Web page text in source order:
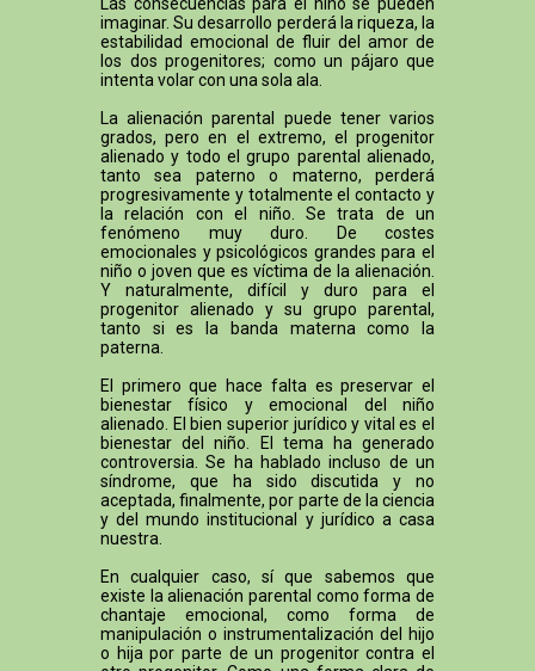
imaginar. Su desarrollo perderá la riqueza, la
estabilidad emocional de fluir del amor de
los dos progenitores; como un pájaro que
intenta volar con una sola ala.
La alienación parental puede tener varios
grados, pero en el extremo, el progenitor
alienado y todo el grupo parental alienado,
tanto sea paterno o materno, perderá
progresivamente y totalmente el contacto y
la relación con el niño. Se trata de un
fenómeno muy duro. De costes
emocionales y psicológicos grandes para el
niño o joven que es víctima de la alienación.
Y naturalmente, difícil y duro para el
progenitor alienado y su grupo parental,
tanto si es la banda materna como la
paterna.
El primero que hace falta es preservar el
bienestar físico y emocional del niño
alienado. El bien superior jurídico y vital es el
bienestar del niño. El tema ha generado
controversia. Se ha hablado incluso de un
síndrome, que ha sido discutida y no
aceptada, finalmente, por parte de la ciencia
y del mundo institucional y jurídico a casa
nuestra.
En cualquier caso, sí que sabemos que
existe la alienación parental como forma de
chantaje emocional, como forma de
manipulación o instrumentalización del hijo
o hija por parte de un progenitor contra el